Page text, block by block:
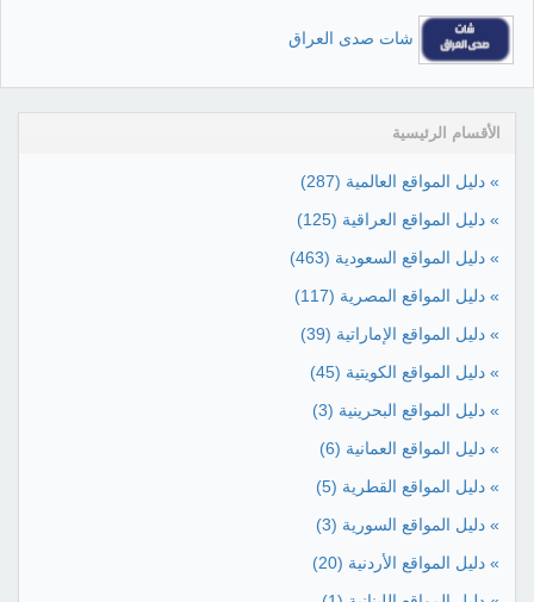
شات صدى العراق
الأقسام الرئيسية
» دليل المواقع العالمية (287)
» دليل المواقع العراقية (125)
» دليل المواقع السعودية (463)
» دليل المواقع المصرية (117)
» دليل المواقع الإماراتية (39)
» دليل المواقع الكويتية (45)
» دليل المواقع البحرينية (3)
» دليل المواقع العمانية (6)
» دليل المواقع القطرية (5)
» دليل المواقع السورية (3)
» دليل المواقع الأردنية (20)